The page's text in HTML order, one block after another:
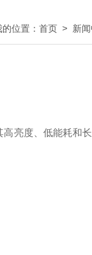
的位置： 首页 > 新
亮度、低能耗和